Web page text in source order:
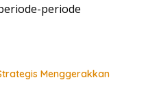
periode
Menggerakkan